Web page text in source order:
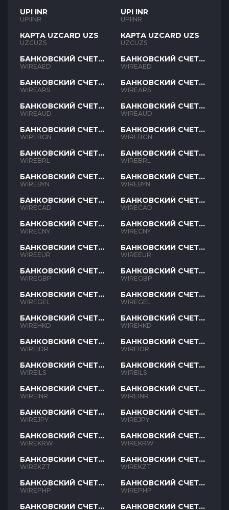
UPI INR
UPIINR
КАРТА UZCARD UZS
UZCUZS
БАНКОВСКИЙ СЧЕТ
AED
WIREAED
БАНКОВСКИЙ СЧЕТ
ARS
WIREARS
БАНКОВСКИЙ СЧЕТ
AUD
WIREAUD
БАНКОВСКИЙ СЧЕТ
BGN
WIREBGN
БАНКОВСКИЙ СЧЕТ
BRL
WIREBRL
БАНКОВСКИЙ СЧЕТ
BYN
WIREBYN
БАНКОВСКИЙ СЧЕТ
CAD
WIRECAD
БАНКОВСКИЙ СЧЕТ
CNY
WIRECNY
БАНКОВСКИЙ СЧЕТ
EUR
WIREEUR
БАНКОВСКИЙ СЧЕТ
GBP
WIREGBP
БАНКОВСКИЙ СЧЕТ
GEL
WIREGEL
БАНКОВСКИЙ СЧЕТ
HKD
WIREHKD
БАНКОВСКИЙ СЧЕТ
IDR
WIREIDR
БАНКОВСКИЙ СЧЕТ
ILS
WIREILS
БАНКОВСКИЙ СЧЕТ
INR
WIREINR
БАНКОВСКИЙ СЧЕТ
JPY
WIREJPY
БАНКОВСКИЙ СЧЕТ
KRW
WIREKRW
БАНКОВСКИЙ СЧЕТ
KZT
WIREKZT
БАНКОВСКИЙ СЧЕТ
PHP
WIREPHP
БАНКОВСКИЙ СЧЕТ
UPI INR
UPIINR
КАРТА UZCARD UZS
UZCUZS
БАНКОВСКИЙ СЧЕТ
AED
WIREAED
БАНКОВСКИЙ СЧЕТ
ARS
WIREARS
БАНКОВСКИЙ СЧЕТ
AUD
WIREAUD
БАНКОВСКИЙ СЧЕТ
BGN
WIREBGN
БАНКОВСКИЙ СЧЕТ
BRL
WIREBRL
БАНКОВСКИЙ СЧЕТ
BYN
WIREBYN
БАНКОВСКИЙ СЧЕТ
CAD
WIRECAD
БАНКОВСКИЙ СЧЕТ
CNY
WIRECNY
БАНКОВСКИЙ СЧЕТ
EUR
WIREEUR
БАНКОВСКИЙ СЧЕТ
GBP
WIREGBP
БАНКОВСКИЙ СЧЕТ
GEL
WIREGEL
БАНКОВСКИЙ СЧЕТ
HKD
WIREHKD
БАНКОВСКИЙ СЧЕТ
IDR
WIREIDR
БАНКОВСКИЙ СЧЕТ
ILS
WIREILS
БАНКОВСКИЙ СЧЕТ
INR
WIREINR
БАНКОВСКИЙ СЧЕТ
JPY
WIREJPY
БАНКОВСКИЙ СЧЕТ
KRW
WIREKRW
БАНКОВСКИЙ СЧЕТ
KZT
WIREKZT
БАНКОВСКИЙ СЧЕТ
PHP
WIREPHP
БАНКОВСКИЙ СЧЕТ